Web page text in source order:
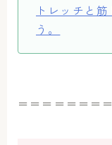
トレッチと
う。
＝＝＝＝＝＝＝